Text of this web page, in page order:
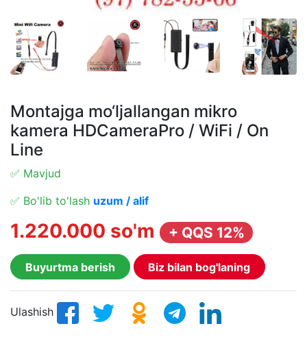
Montajga mo‘ljallangan mikro
kamera HDCameraPro / WiFi / On
Line
✅ Mavjud
✅ Bo'lib to'lash uzum / alif
1.220.000 so'm + QQS 12%
Buyurtma berish Biz bilan bog'laning
Ulashish